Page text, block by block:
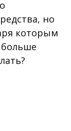
но
которым
больше